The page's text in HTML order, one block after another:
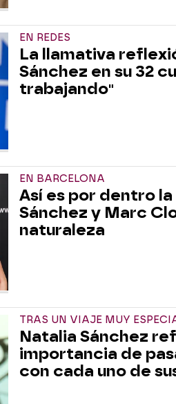
EN REDES
La llamativa
Sánchez en su 32
trabajando"
EN BARCELONA
Así es por dentro
Sánchez y Marc
naturaleza
TRAS UN VIAJE MUY
Natalia Sánchez
importancia de
con cada uno de